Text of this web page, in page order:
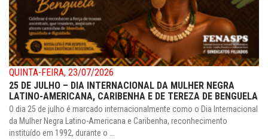
QUINTA-FEIRA, 23/07/2026
25 DE JULHO – DIA INTERNACIONAL DA MULHER NEGRA
LATINO-AMERICANA, CARIBENHA E DE TEREZA DE BENGUELA
O dia 25 de julho é marcado internacionalmente como o Dia Internacional
da Mulher Negra Latino-Americana e Caribenha, reconhecimento
instituído em 1992, durante o ...